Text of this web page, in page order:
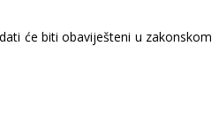
će biti obaviješteni u zakonskom